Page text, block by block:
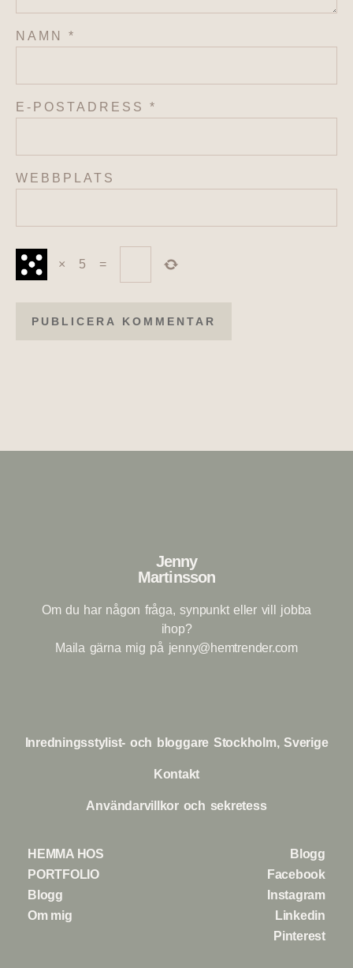
NAMN *
E-POSTADRESS *
WEBBPLATS
× 5 =
Jenny
Martinsson
Om du har någon fråga, synpunkt eller vill jobba
ihop?
Maila gärna mig på jenny@hemtrender.com
Inredningsstylist- och bloggare Stockholm, Sverige
Kontakt
Användarvillkor och sekretess
HEMMA HOS
PORTFOLIO
Blogg
Om mig
Blogg
Facebook
Instagram
Linkedin
Pinterest